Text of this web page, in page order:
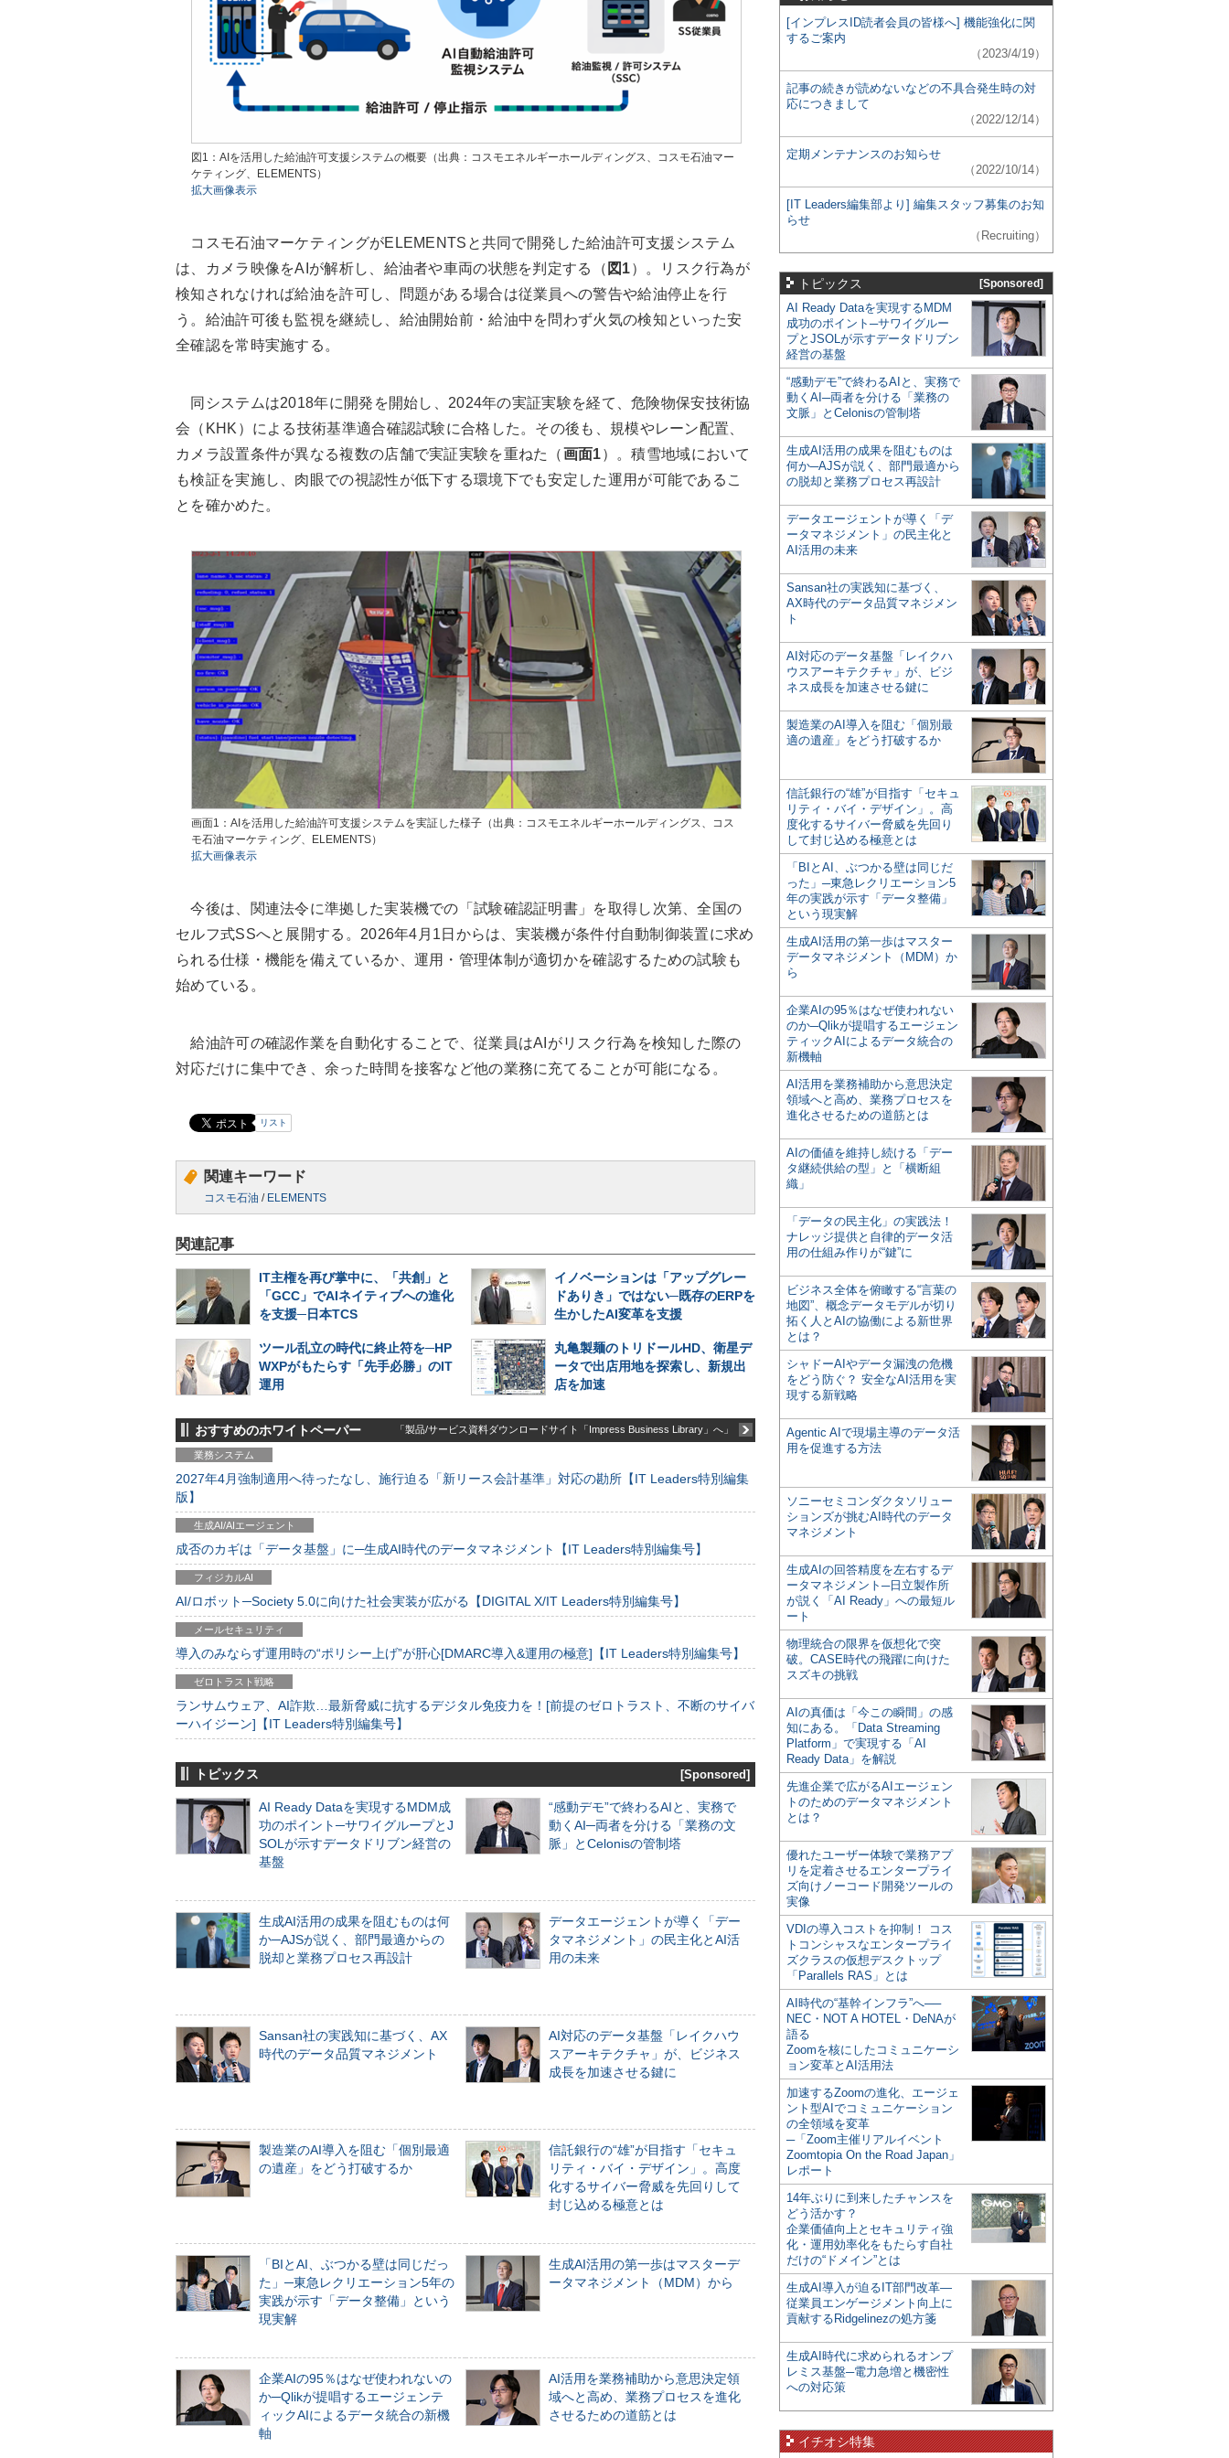
図1：AIを活用した給油許可支援システムの概要（出典：コスモエネルギーホールディングス、コスモ石油マー
ケティング、ELEMENTS）
拡大画像表示
コスモ石油マーケティングがELEMENTSと共同で開発した給油許可支援システム
は、カメラ映像をAIが解析し、給油者や車両の状態を判定する（ 図1）。リスク行為が
検知されなければ給油を許可し、問題がある場合は従業員への警告や給油停止を行
う。給油許可後も監視を継続し、給油開始前・給油中を問わず火気の検知といった安
全確認を常時実施する。
同システムは2018年に開発を開始し、2024年の実証実験を経て、危険物保安技術協
会（KHK）による技術基準適合確認試験に合格した。その後も、規模やレーン配置、
カメラ設置条件が異なる複数の店舗で実証実験を重ねた（画面1）。積雪地域において
も検証を実施し、肉眼での視認性が低下する環境下でも安定した運用が可能であるこ
とを確かめた。
画面1：AIを活用した給油許可支援システムを実証した様子（出典：コスモエネルギーホールディングス、コス
モ石油マーケティング、ELEMENTS）
拡大画像表示
今後は、関連法令に準拠した実装機での「試験確認証明書」を取得し次第、全国の
セルフ式SSへと展開する。2026年4月1日からは、実装機が条件付自動制御装置に求め
られる仕様・機能を備えているか、運用・管理体制が適切かを確認するための試験も
始めている。
給油許可の確認作業を自動化することで、従業員はAIがリスク行為を検知した際の
対応だけに集中でき、余った時間を接客など他の業務に充てることが可能になる。
リスト
関連キーワード
コスモ石油 / ELEMENTS
関連記事
IT主権を再び掌中に、「共創」と
「GCC」でAIネイティブへの進化
を支援─日本TCS
イノベーションは「アップグレー
ドありき」ではない─既存のERPを
生かしたAI変革を支援
ツール乱立の時代に終止符を─HP
WXPがもたらす「先手必勝」のIT
運用
丸亀製麺のトリドールHD、衛星デ
ータで出店用地を探索し、新規出
店を加速
おすすめのホワイトペーパー 「製品/サービス資料ダウンロードサイト「Impress Business Library」へ」
業務システム
2027年4月強制適用へ待ったなし、施行迫る「新リース会計基準」対応の勘所【IT Leaders特別編集
版】
生成AI/AIエージェント
成否のカギは「データ基盤」に─生成AI時代のデータマネジメント【IT Leaders特別編集号】
フィジカルAI
AI/ロボット─Society 5.0に向けた社会実装が広がる【DIGITAL X/IT Leaders特別編集号】
メールセキュリティ
導入のみならず運用時の“ポリシー上げ”が肝心[DMARC導入&運用の極意]【IT Leaders特別編集号】
ゼロトラスト戦略
ランサムウェア、AI詐欺…最新脅威に抗するデジタル免疫力を！[前提のゼロトラスト、不断のサイバ
ーハイジーン]【IT Leaders特別編集号】
トピックス [Sponsored]
AI Ready Dataを実現するMDM成
功のポイント─サワイグループとJ
SOLが示すデータドリブン経営の
基盤
“感動デモ”で終わるAIと、実務で
動くAI─両者を分ける「業務の文
脈」とCelonisの管制塔
生成AI活用の成果を阻むものは何
か─AJSが説く、部門最適からの
脱却と業務プロセス再設計
データエージェントが導く「デー
タマネジメント」の民主化とAI活
用の未来
Sansan社の実践知に基づく、AX
時代のデータ品質マネジメント
AI対応のデータ基盤「レイクハウ
スアーキテクチャ」が、ビジネス
成長を加速させる鍵に
製造業のAI導入を阻む「個別最適
の遺産」をどう打破するか
信託銀行の“雄”が目指す「セキュ
リティ・バイ・デザイン」。高度
化するサイバー脅威を先回りして
封じ込める極意とは
「BIとAI、ぶつかる壁は同じだっ
た」─東急レクリエーション5年の
実践が示す「データ整備」という
現実解
生成AI活用の第一歩はマスターデ
ータマネジメント（MDM）から
企業AIの95％はなぜ使われないの
か─Qlikが提唱するエージェンテ
ィックAIによるデータ統合の新機
軸
AI活用を業務補助から意思決定領
域へと高め、業務プロセスを進化
させるための道筋とは
[インプレスID読者会員の皆様へ] 機能強化に関
するご案内
（2023/4/19）
記事の続きが読めないなどの不具合発生時の対
応につきまして
（2022/12/14）
定期メンテナンスのお知らせ
（2022/10/14）
[IT Leaders編集部より] 編集スタッフ募集のお知
らせ
（Recruiting）
トピックス [Sponsored]
AI Ready Dataを実現するMDM
成功のポイント─サワイグルー
プとJSOLが示すデータドリブン
経営の基盤
“感動デモ”で終わるAIと、実務で
動くAI─両者を分ける「業務の
文脈」とCelonisの管制塔
生成AI活用の成果を阻むものは
何か─AJSが説く、部門最適から
の脱却と業務プロセス再設計
データエージェントが導く「デ
ータマネジメント」の民主化と
AI活用の未来
Sansan社の実践知に基づく、
AX時代のデータ品質マネジメン
ト
AI対応のデータ基盤「レイクハ
ウスアーキテクチャ」が、ビジ
ネス成長を加速させる鍵に
製造業のAI導入を阻む「個別最
適の遺産」をどう打破するか
信託銀行の“雄”が目指す「セキュ
リティ・バイ・デザイン」。高
度化するサイバー脅威を先回り
して封じ込める極意とは
「BIとAI、ぶつかる壁は同じだ
った」─東急レクリエーション5
年の実践が示す「データ整備」
という現実解
生成AI活用の第一歩はマスター
データマネジメント（MDM）か
ら
企業AIの95％はなぜ使われない
のか─Qlikが提唱するエージェン
ティックAIによるデータ統合の
新機軸
AI活用を業務補助から意思決定
領域へと高め、業務プロセスを
進化させるための道筋とは
AIの価値を維持し続ける「デー
タ継続供給の型」と「横断組
織」
「データの民主化」の実践法！
ナレッジ提供と自律的データ活
用の仕組み作りが“鍵”に
ビジネス全体を俯瞰する“言葉の
地図”、概念データモデルが切り
拓く人とAIの協働による新世界
とは？
シャドーAIやデータ漏洩の危機
をどう防ぐ？ 安全なAI活用を実
現する新戦略
Agentic AIで現場主導のデータ活
用を促進する方法
ソニーセミコンダクタソリュー
ションズが挑むAI時代のデータ
マネジメント
生成AIの回答精度を左右するデ
ータマネジメント─日立製作所
が説く「AI Ready」への最短ル
ート
物理統合の限界を仮想化で突
破。CASE時代の飛躍に向けた
スズキの挑戦
AIの真価は「今この瞬間」の感
知にある。「Data Streaming
Platform」で実現する「AI
Ready Data」を解説
先進企業で広がるAIエージェン
トのためのデータマネジメント
とは？
優れたユーザー体験で業務アプ
リを定着させるエンタープライ
ズ向けノーコード開発ツールの
実像
VDIの導入コストを抑制！ コス
トコンシャスなエンタープライ
ズクラスの仮想デスクトップ
「Parallels RAS」とは
AI時代の“基幹インフラ”へ──
NEC・NOT A HOTEL・DeNAが
語る
Zoomを核にしたコミュニケーシ
ョン変革とAI活用法
加速するZoomの進化、エージェ
ント型AIでコミュニケーション
の全領域を変革
─「Zoom主催リアルイベント
Zoomtopia On the Road Japan」
レポート
14年ぶりに到来したチャンスを
どう活かす？
企業価値向上とセキュリティ強
化・運用効率化をもたらす自社
だけの“ドメイン”とは
生成AI導入が迫るIT部門改革―
従業員エンゲージメント向上に
貢献するRidgelinezの処方箋
生成AI時代に求められるオンプ
レミス基盤─電力急増と機密性
への対応策
イチオシ特集